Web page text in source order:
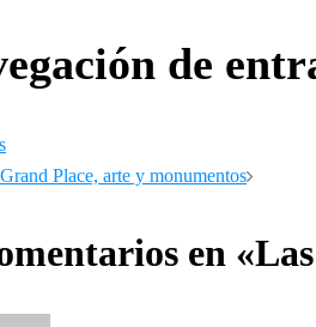
de
Place, arte y monumentos
en «